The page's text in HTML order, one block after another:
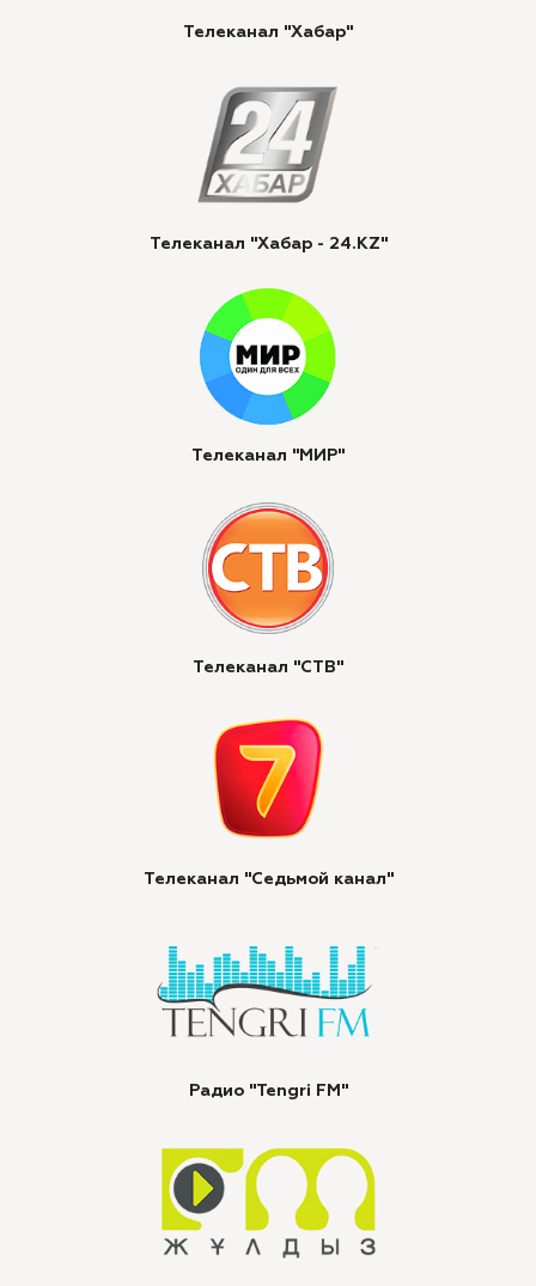
Телеканал "Хабар"
Телеканал "Хабар - 24.KZ"
Телеканал "МИР"
Телеканал "СТВ"
Телеканал "Седьмой канал"
Радио "Tengri FM"